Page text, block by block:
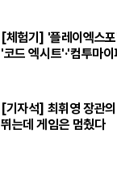
[체험기] '플레이엑스
'코드 엑시트'·'컴투마
[기자석] 최휘영 장관
뛰는데 게임은 멈췄다